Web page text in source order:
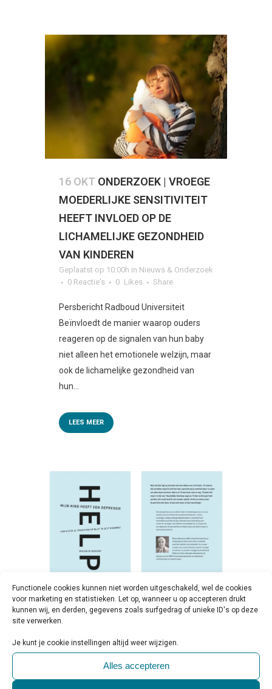
Functionele cookies kunnen niet worden uitgeschakeld, wel de cookies
voor marketing en statistieken. Let op, wanneer u op accepteren drukt
kunnen wij, en derden, gegevens zoals surfgedrag of unieke ID's op deze
site verwerken.
Je kunt je cookie instellingen altijd weer wijzigen.
Alles accepteren
16 OKT ONDERZOEK | VROEGE
MOEDERLIJKE SENSITIVITEIT
HEEFT INVLOED OP DE
LICHAMELIJKE GEZONDHEID
VAN KINDEREN
Geplaatst op 10:00h in Nieuws & Onderzoek
0 Reactie's
0 Likes Share
Persbericht Radboud Universiteit
Beïnvloedt de manier waarop ouders
reageren op de signalen van hun baby
niet alleen het emotionele welzijn, maar
ook de lichamelijke gezondheid van
hun...
LEES MEER
07 OKT BOEK | HELP! MIJN
KIND HEEFT EEN DEPRESSIE
Geplaatst op 10:00hinBeschouwing &
Persbericht
0 Reactie's